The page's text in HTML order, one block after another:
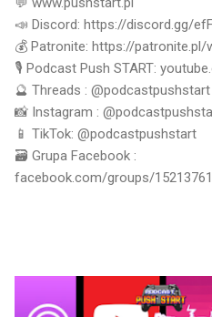
📣 Discord: https://discord.gg/
💰 Patronite: https://patronite.pl/
🎙 Podcast Push START:
🔮 Threads : @podcastpushstart
📸 Instagram :
📱 TikTok: @podcastpushstart
🗃 Grupa Facebook :
facebook.com/groups/